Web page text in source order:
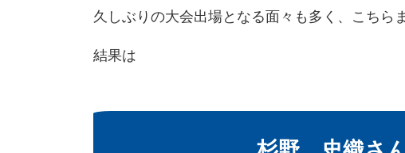
久しぶりの大会出場となる面々も多く、こちら
結果は